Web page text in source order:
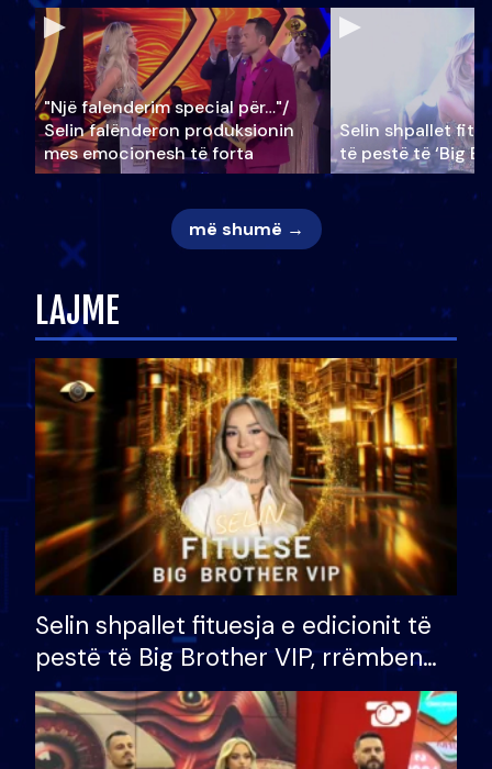
"Një falenderim special për…"/
Selin falënderon produksionin
mes emocionesh të forta
Selin shpallet
të pestë të ‘Big
më shumë →
LAJME
Selin shpallet fituesja e edicionit të
pestë të Big Brother VIP, rrëmben
çmimin e madh prej 100 mijë eurosh